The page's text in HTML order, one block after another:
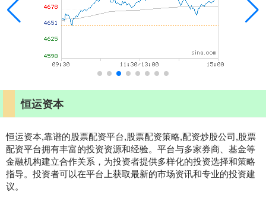
恒运资本
恒运资本,靠谱的股票配资平台,股票配资策略,配资炒股公司,股票
配资平台拥有丰富的投资资源和经验。平台与多家券商、基金等
金融机构建立合作关系，为投资者提供多样化的投资选择和策略
指导。投资者可以在平台上获取最新的市场资讯和专业的投资建
议。